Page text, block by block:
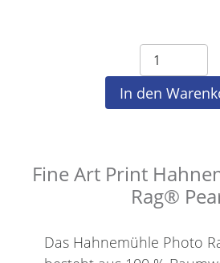
Fine Art Print
Rag®
Das Hahnemühle Photo